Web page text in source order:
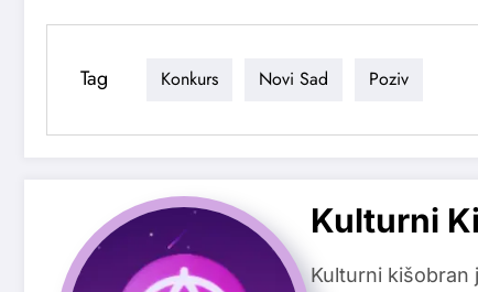
Tag Konkurs Novi Sad Poziv
Kulturni
Kulturni kišobran